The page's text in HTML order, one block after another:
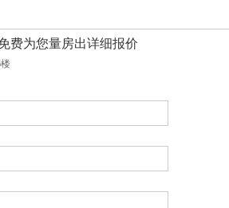
季招聘计划
马拉松圆满落幕，轻舟墅美装饰...
费为您量房出详细报价